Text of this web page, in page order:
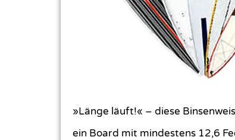
»Länge läuft!« – diese
ein Board mit mindestens 12,6